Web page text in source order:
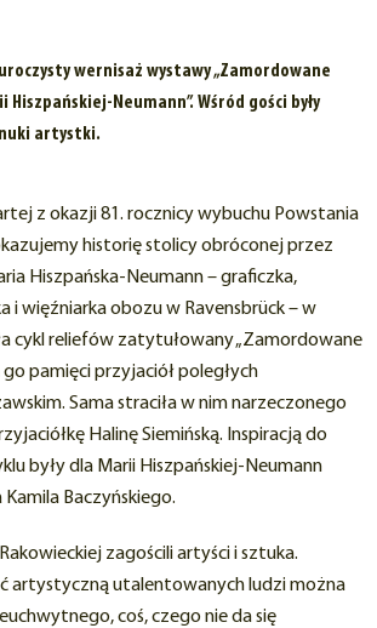
wernisaż wystawy „Zamordowane
Neumann”. Wśród gości były
artystki.
z okazji 81. rocznicy wybuchu Powstania
historię stolicy obróconej przez
Hiszpańska-Neumann – graficzka,
i więźniarka obozu w Ravensbrück – w
cykl reliefów zatytułowany „Zamordowane
go pamięci przyjaciół poległych
Sama straciła w nim narzeczonego
Halinę Siemińską. Inspiracją do
były dla Marii Hiszpańskiej-Neumann
Baczyńskiego.
zagościli artyści i sztuka.
artystyczną utalentowanych ludzi można
coś, czego nie da się